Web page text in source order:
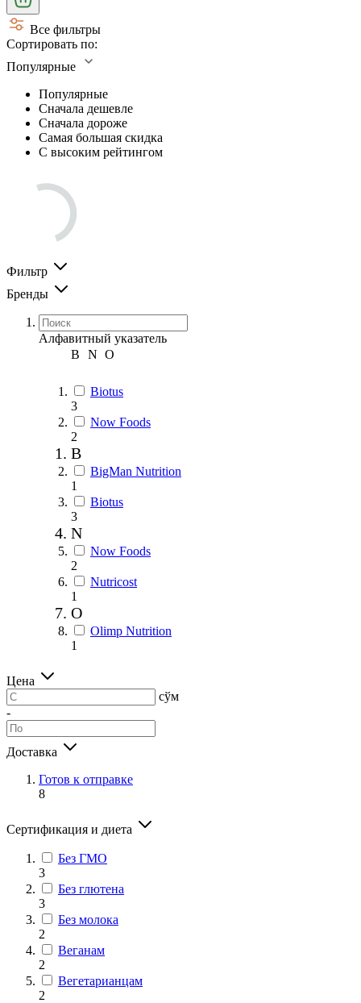
Все фильтры
Сортировать по:
Популярные
Популярные
Сначала дешевле
Сначала дороже
Самая большая скидка
С высоким рейтингом
Фильтр
Бренды
Алфавитный указатель
B
N O
Biotus
3
Now Foods
2
B
BigMan Nutrition
1
Biotus
3
N
Now Foods
2
Nutricost
1
O
Olimp Nutrition
1
Цена
сўм
-
Доставка
Готов к отправке
8
Сертификация и диета
Без ГМО
3
Без глютена
3
Без молока
2
Веганам
2
Вегетарианцам
2